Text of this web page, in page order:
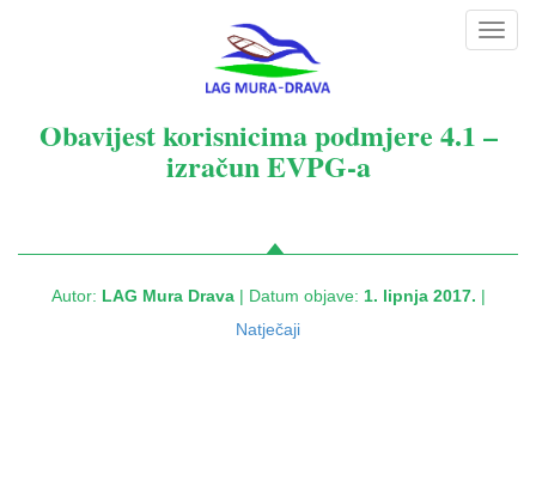
Obavijest korisnicima podmjere 4.1 –
izračun EVPG-a
Autor: LAG Mura Drava| Datum objave: 1. lipnja 2017. |
Natječaji